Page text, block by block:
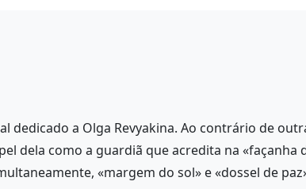
dedicado a Olga Revyakina. Ao contrário de
dela como a guardiã que acredita na «façanha
«margem do sol» e «dossel de